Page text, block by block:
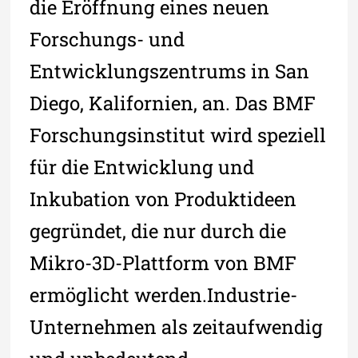
die Eröffnung eines neuen
Forschungs- und
Entwicklungszentrums in San
Diego, Kalifornien, an. Das BMF
Forschungsinstitut wird speziell
für die Entwicklung und
Inkubation von Produktideen
gegründet, die nur durch die
Mikro-3D-Plattform von BMF
ermöglicht werden.Industrie-
Unternehmen als zeitaufwendig